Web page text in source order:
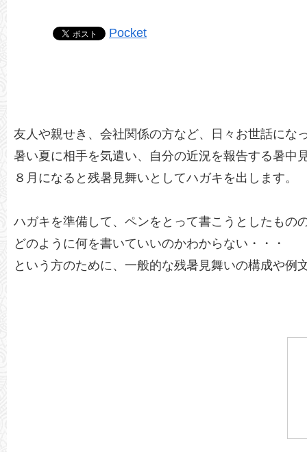
Pocket
友人や親せき、会社関係の方など、日々お世話にな
暑い夏に相手を気遣い、自分の近況を報告する暑中
８月になると残暑見舞いとしてハガキを出します。
ハガキを準備して、ペンをとって書こうとしたもの
どのように何を書いていいのかわからない・・・
という方のために、一般的な残暑見舞いの構成や例